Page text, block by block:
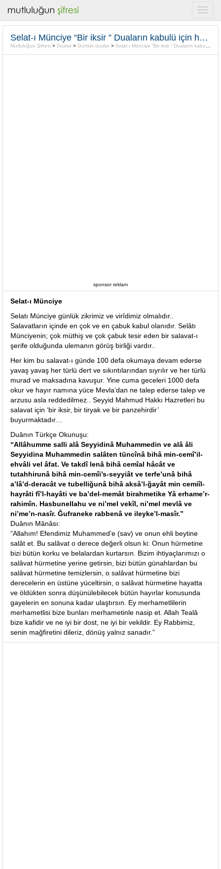
Selat-ı Münciye “Bir iksir ” Duaların kabulü için her gün 100
Mutluluğun Şifresi > Dualar > Günlük dualar > Selat-ı Münciye “Bir iksir ” Duaların kabulü için her gün 100
sponsor reklam
Selat-ı Münciye
Selatı Münciye günlük zikrimiz ve virîdimiz olmalıdır..
Salavatların içinde en çok ve en çabuk kabul olanıdır. Selâtı
Münciyenin; çok müthiş ve çok çabuk tesir eden bir salavat-ı
şerife olduğunda ulemanın görüş birliği vardır..
Her kim bu salavat-ı günde 100 defa okumaya devam ederse
yavaş yavaş her türlü dert ve sıkıntılarından sıyrılır ve her türlü
murad ve maksadına kavuşur. Yine cuma geceleri 1000 defa
okur ve hayır namına yüce Mevla’dan ne talep ederse talep ve
arzusu asla reddedilmez.. Seyyid Mahmud Hakkı Hazretleri bu
salavat için ‘bir iksir, bir tiryak ve bir panzehirdir’
buyurmaktadır…
Duânın Türkçe Okunuşu:
“Allâhumme salli alâ Seyyidinâ Muhammedin ve alâ âli
Seyyidina Muhammedin salâten tüncînâ bihâ min-cemî’il-
ehvâli vel âfat. Ve takdî lenâ bihâ cemîal hâcât ve
tutahhirunâ bihâ min-cemîi’s-seyyiât ve terfe’unâ bihâ
a’lâ’d-deracât ve tubelliğunâ bihâ aksâ’l-ğayât min cemiîl-
hayrâti fî’l-hayâti ve ba’del-memât birahmetike Yâ erhame’r-
rahimîn. Hasbunellahu ve ni’mel vekîl, ni’mel mevlâ ve
ni’me’n-nasîr. Ğufraneke rabbenâ ve ileyke’l-masîr.”
Duânın Mânâsı:
“Allahım! Efendimiz Muhammed’e (sav) ve onun ehli beytine
salât et. Bu salâvat o derece değerli olsun ki: Onun hürmetine
bizi bütün korku ve belalardan kurtarsın. Bizim ihtiyaçlarımızı o
salâvat hürmetine yerine getirsin, bizi bütün günahlardan bu
salâvat hürmetine temizlersin, o salâvat hürmetine bizi
derecelerin en üstüne yüceltirsin, o salâvat hürmetine hayatta
ve öldükten sonra düşünülebilecek bütün hayırlar konusunda
gayelerin en sonuna kadar ulaştırsın. Ey merhametlilerin
merhametlisi bize bunları merhametinle nasip et. Allah Tealâ
bize kafidir ve ne iyi bir dost, ne iyi bir vekildir. Ey Rabbimiz,
senin mağfiretini dileriz, dönüş yalnız sanadır.”